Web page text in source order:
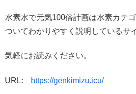
水素水で元気100倍計画は水素カテ
ついてわかりやすく説明しているサ
気軽にお読みください。
URL: https://genkimizu.icu/